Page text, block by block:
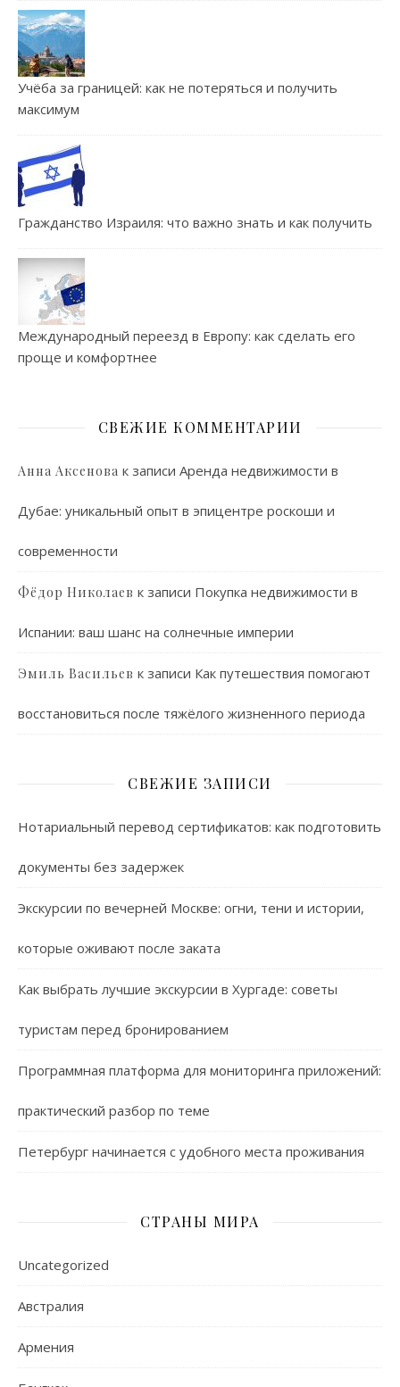
Учёба за границей: как не потеряться и получить
максимум
Гражданство Израиля: что важно знать и как получить
Международный переезд в Европу: как сделать его
проще и комфортнее
СВЕЖИЕ КОММЕНТАРИИ
Анна Аксенова к записи Аренда недвижимости в
Дубае: уникальный опыт в эпицентре роскоши и
современности
Фёдор Николаев к записи Покупка недвижимости в
Испании: ваш шанс на солнечные империи
Эмиль Васильев к записи Как путешествия помогают
восстановиться после тяжёлого жизненного периода
СВЕЖИЕ ЗАПИСИ
Нотариальный перевод сертификатов: как подготовить
документы без задержек
Экскурсии по вечерней Москве: огни, тени и истории,
которые оживают после заката
Как выбрать лучшие экскурсии в Хургаде: советы
туристам перед бронированием
Программная платформа для мониторинга приложений:
практический разбор по теме
Петербург начинается с удобного места проживания
СТРАНЫ МИРА
Uncategorized
Австралия
Армения